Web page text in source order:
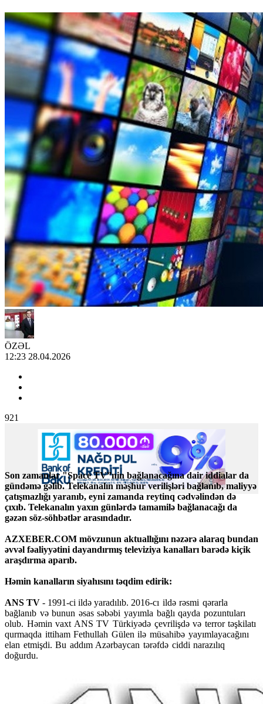
ÖZƏL
12:23 28.04.2026
921
Son zamanlar "Space TV”nin bağlanacağına dair iddialar da
gündəmə gəlib. Telekanalın məşhur verilişləri bağlanıb, maliyyə
çatışmazlığı yaranıb, eyni zamanda reytinq cədvəlindən də
çıxıb. Telekanalın yaxın günlərdə tamamilə bağlanacağı da
gəzən söz-söhbətlər arasındadır.
AZXEBER.COM mövzunun aktuallığını nəzərə alaraq bundan
əvvəl fəaliyyətini dayandırmış televiziya kanalları barədə kiçik
araşdırma aparıb.
Həmin kanalların siyahısını təqdim edirik:
ANS TV - 1991-ci ildə yaradılıb. 2016-cı ildə rəsmi qərarla
bağlanıb və bunun əsas səbəbi yayımla bağlı qayda pozuntuları
olub. Həmin vaxt ANS TV Türkiyədə çevrilişdə və terror təşkilatı
qurmaqda ittiham Fethullah Gülen ilə müsahibə yayımlayacağını
elan etmişdi. Bu addım Azərbaycan tərəfdə ciddi narazılıq
doğurdu.